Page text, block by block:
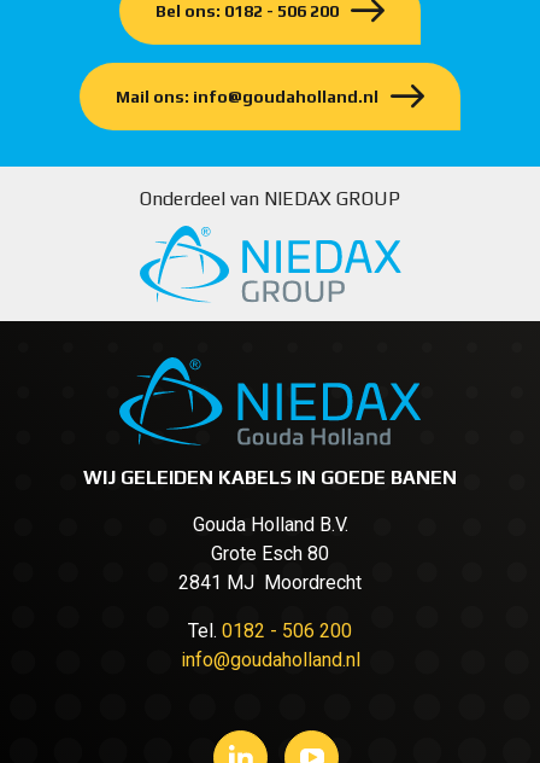
Bel ons: 0182 - 506 200
Mail ons: info@goudaholland.nl
Onderdeel van NIEDAX GROUP
WIJ GELEIDEN KABELS IN GOEDE BANEN
Gouda Holland B.V.
Grote Esch 80
2841 MJ Moordrecht
Tel. 0182 - 506 200
info@goudaholland.nl